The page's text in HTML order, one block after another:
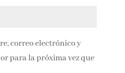
correo electrónico y
para la próxima vez que